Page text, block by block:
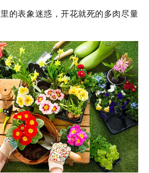
的表象迷惑，开花就死的多肉尽量